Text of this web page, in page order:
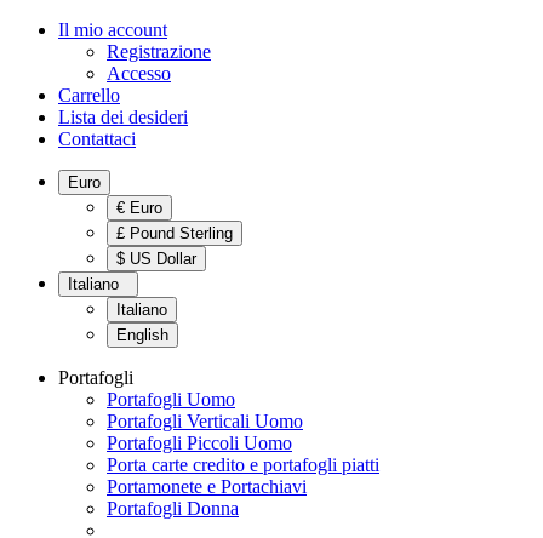
Il mio account
Registrazione
Accesso
Carrello
Lista dei desideri
Contattaci
Euro
€ Euro
£ Pound Sterling
$ US Dollar
Italiano
Italiano
English
Portafogli
Portafogli Uomo
Portafogli Verticali Uomo
Portafogli Piccoli Uomo
Porta carte credito e portafogli piatti
Portamonete e Portachiavi
Portafogli Donna